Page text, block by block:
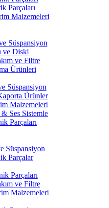
Parçaları
Malzemeleri
Süspansiyon
ve Diski
ve Filtre
Ürünleri
Süspansiyon
Ürünler
Malzemeleri
Ses Sistemle
Parçaları
Süspansiyon
Parçalar
Parçaları
ve Filtre
Malzemeleri